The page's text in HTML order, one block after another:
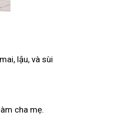
lậu, và sùi
cha mẹ.